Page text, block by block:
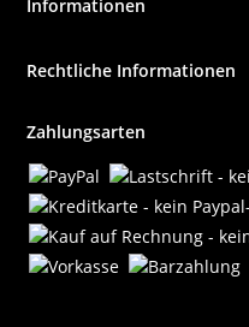
Informationen
Rechtliche Informationen
Zahlungsarten